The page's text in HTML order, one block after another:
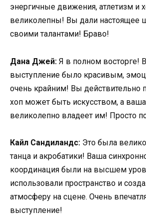
энергичные движения, атлетизм и
великолепны! Вы дали настоящее
своими талантами! Браво!
Дана Джей: Я в полном восторге!
выступление было красивым,
очень крайним! Вы действительно
хоп может быть искусством, а
великолепно владеет им! Просто
Кайл Сандиландс: Это была
танца и акробатики! Ваша
координация были на высшем
использовали пространство и
атмосферу на сцене. Очень
выступление!